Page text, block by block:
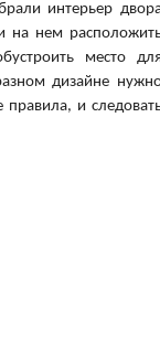
интерьер
на нем
место
дизайне
правила, и